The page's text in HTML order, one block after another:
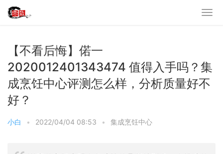
【不看后悔】偌一
2020012401343474 值得入手吗？集
成烹饪中心评测怎么样，分析质量好不
好？
小白 • 2022/04/04 08:53 • 集成烹饪中心